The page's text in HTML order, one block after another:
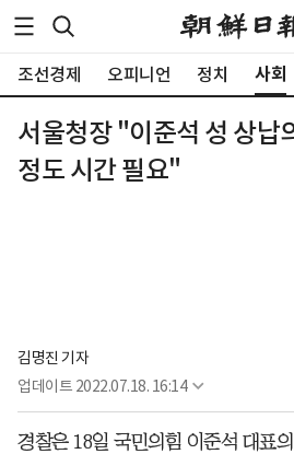
조선경제 오피니언 정치 사회
서울청장 "이준석 성 상납
정도 시간 필요"
김명진 기자
업데이트 2022.07.18. 16:14
경찰은 18일 국민의힘 이준석 대표